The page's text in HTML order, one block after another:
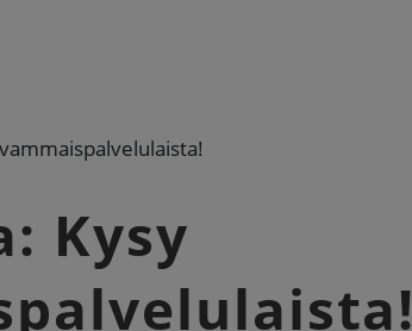
Kysy